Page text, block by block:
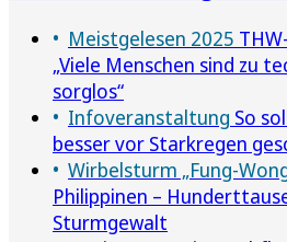
Meistgelesen 2025
„Viele Menschen sind zu
sorglos“
Infoveranstaltung So
besser vor Starkregen
Wirbelsturm „Fung-
Philippinen –
Sturmgewalt